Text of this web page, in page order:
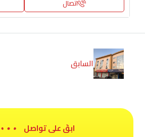
اتصال
السابق
ابقَ على تواصل